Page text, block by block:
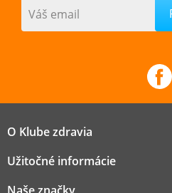
Váš email
O Klube zdravia
Užitočné informácie